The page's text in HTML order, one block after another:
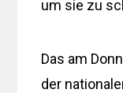
um sie zu
Das am
der